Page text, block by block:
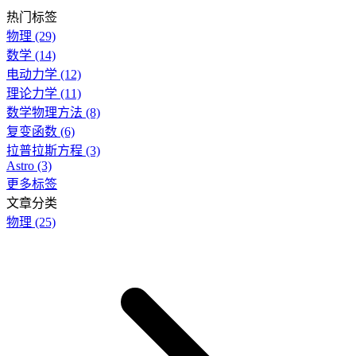
热门标签
物理 (29)
数学 (14)
电动力学 (12)
理论力学 (11)
数学物理方法 (8)
复变函数 (6)
拉普拉斯方程 (3)
Astro (3)
更多标签
文章分类
物理 (25)